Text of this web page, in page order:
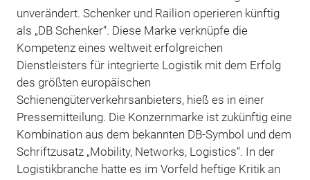
unverändert. Schenker und Railion operieren künftig
als „DB Schenker“. Diese Marke verknüpfe die
Kompetenz eines weltweit erfolgreichen
Dienstleisters für integrierte Logistik mit dem Erfolg
des größten europäischen
Schienengüterverkehrsanbieters, hieß es in einer
Pressemitteilung. Die Konzernmarke ist zukünftig eine
Kombination aus dem bekannten DB-Symbol und dem
Schriftzusatz „Mobility, Networks, Logistics“. In der
Logistikbranche hatte es im Vorfeld heftige Kritik an